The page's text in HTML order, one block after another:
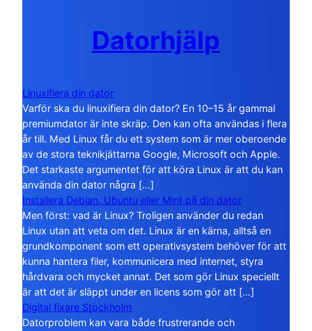
Datorhjälp
Linuxifiera din dator
Varför ska du linuxifiera din dator? En 10–15 år gammal
premiumdator är inte skräp. Den kan ofta användas i flera
år till. Med Linux får du ett system som är mer oberoende
av de stora teknikjättarna Google, Microsoft och Apple.
Det starkaste argumentet för att köra Linux är att du kan
använda din dator några […]
Installera Debian, Ubuntu eller Mint på din dator
Men först: vad är Linux? Troligen använder du redan
Linux utan att veta om det. Linux är en kärna, alltså en
grundkomponent som ett operativsystem behöver för att
kunna hantera filer, kommunicera med internet, styra
hårdvara och mycket annat. Det som gör Linux speciellt
är att det är släppt under en licens som gör att […]
Digital fixare Stockholm
Datorproblem kan vara både frustrerande och